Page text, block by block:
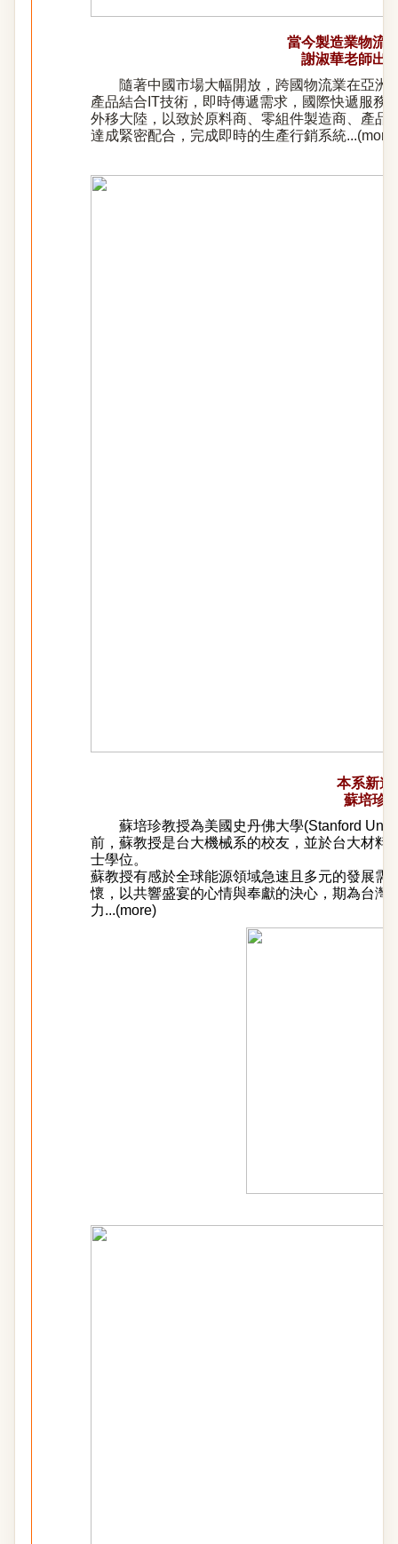
當今製造業物流
謝淑華老師出
隨著中國市場大幅開放，跨國物流業在亞洲
產品結合IT技術，即時傳遞需求，國際快遞服務
外移大陸，以致於原料商、零組件製造商、產品
達成緊密配合，完成即時的生產行銷系統...(more
本系新進
蘇培珍
蘇培珍教授為美國史丹佛大學(Stanford
前，蘇教授是台大機械系的校友，並於台大材料
士學位。
蘇教授有感於全球能源領域急速且多元的發展需
懷，以共響盛宴的心情與奉獻的決心，期為台灣
力...(more)